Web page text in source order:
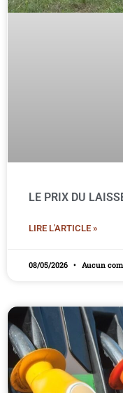
LE PRIX DU
LIRE L'ARTICLE »
08/05/2026 Aucun